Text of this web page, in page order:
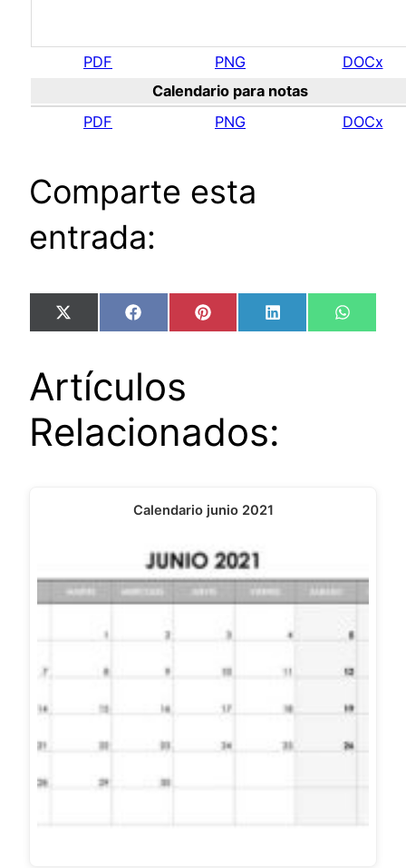
PDF PNG
DOCx
Calendario para notas
PDF
PNG DOCx
Comparte esta
entrada:
Compartir
en
X
(Twitter)
Compartir
en
FacebookCompartir
en
Pinterest Compartir
en
LinkedIn
en
Artículos
Relacionados:
Calendario junio 2021